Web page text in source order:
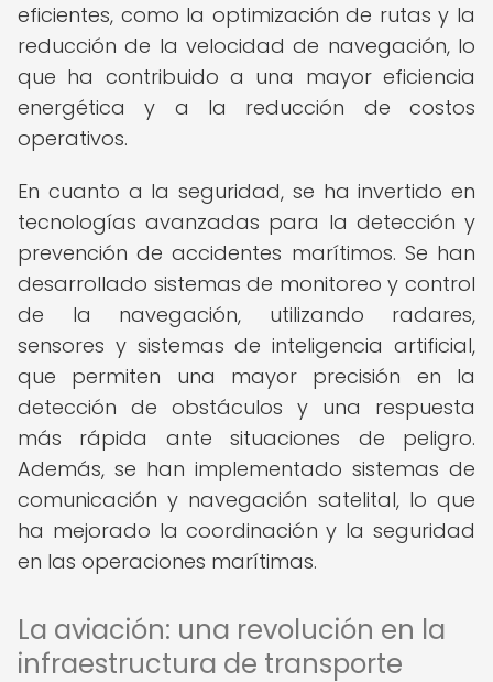
eficientes, como la optimización de rutas y la
reducción de la velocidad de navegación, lo
que ha contribuido a una mayor eficiencia
energética y a la reducción de costos
operativos.
En cuanto a la seguridad, se ha invertido en
tecnologías avanzadas para la detección y
prevención de accidentes marítimos. Se han
desarrollado sistemas de monitoreo y control
de la navegación, utilizando radares,
sensores y sistemas de inteligencia artificial,
que permiten una mayor precisión en la
detección de obstáculos y una respuesta
más rápida ante situaciones de peligro.
Además, se han implementado sistemas de
comunicación y navegación satelital, lo que
ha mejorado la coordinación y la seguridad
en las operaciones marítimas.
La aviación: una revolución en la
infraestructura de transporte